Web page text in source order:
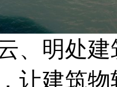
、明处
让建筑